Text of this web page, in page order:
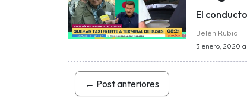
El
Belén Rubio
3 enero, 2020 a
← Post anteriores